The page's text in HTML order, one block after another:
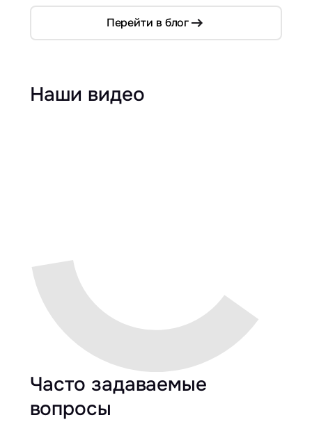
Перейти в блог
Наши видео
Часто задаваемые
вопросы